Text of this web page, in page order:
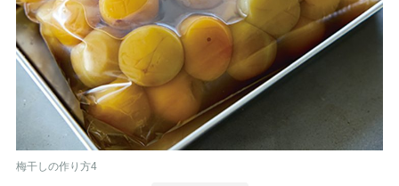
梅干しの作り方4